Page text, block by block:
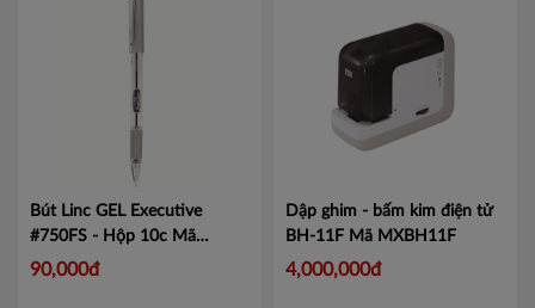
Bút Linc GEL Executive
#750FS - Hộp 10c Mã
LIN750
90,000đ
Dập ghim - bấm kim điện tử
BH-11F Mã MXBH11F
4,000,000đ